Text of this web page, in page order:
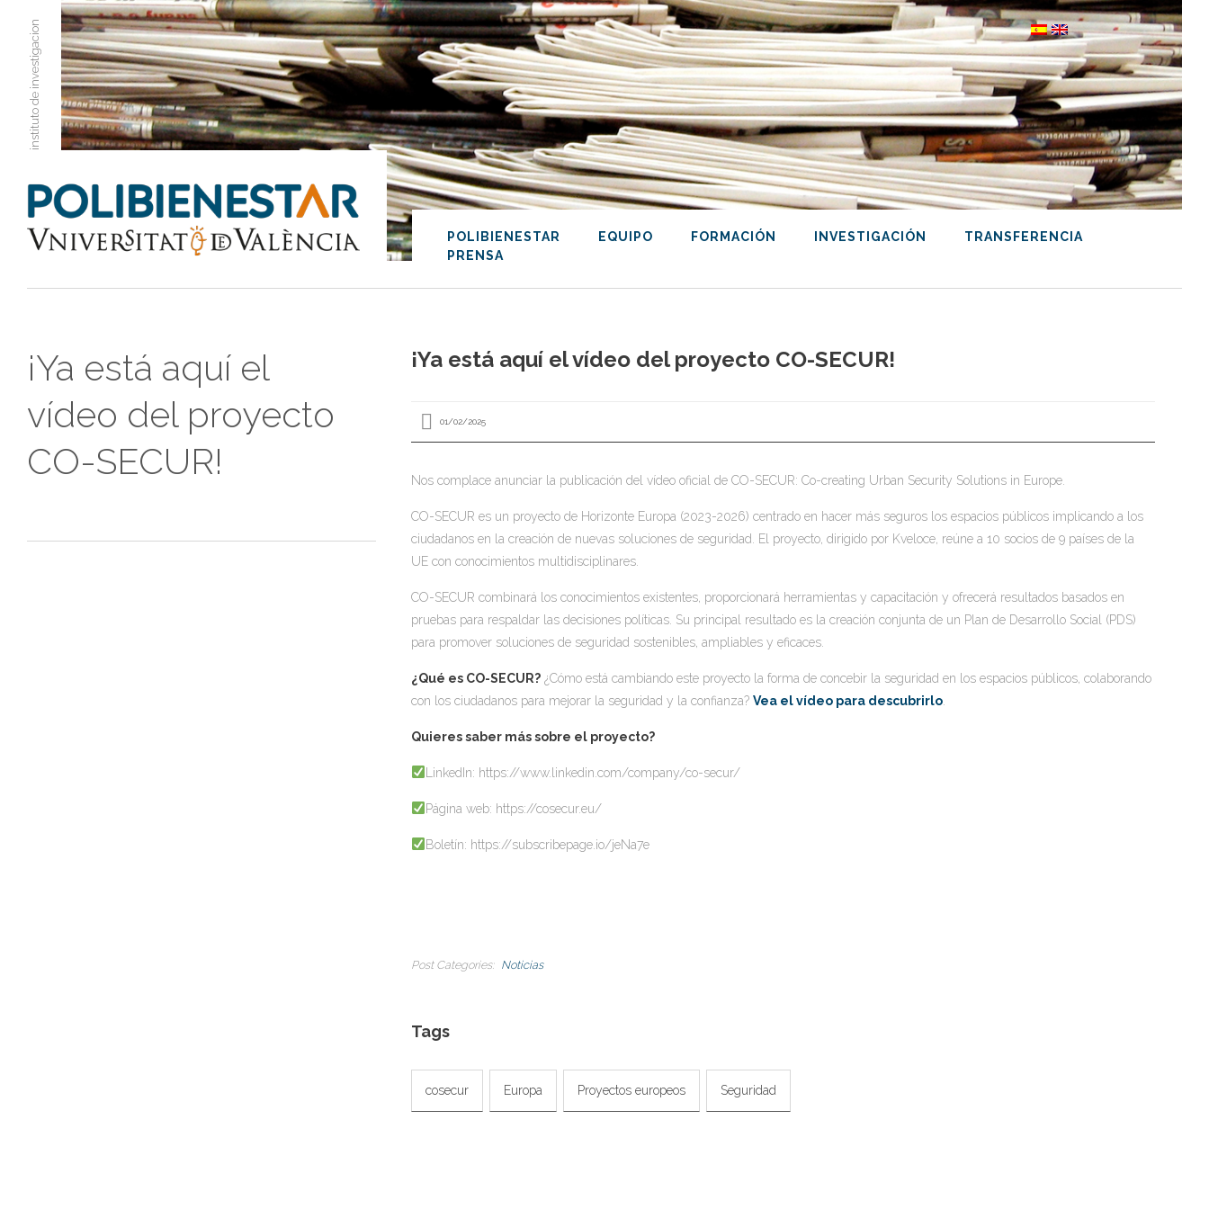
instituto de investigacion
POLIBIENESTAR EQUIPO FORMACIÓN INVESTIGACIÓN
TRANSFERENCIA
PRENSA
¡Ya está aquí el
vídeo del proyecto
CO-SECUR!
¡Ya está aquí el vídeo del proyecto CO-SECUR!
01/02/2025
Nos complace anunciar la publicación del vídeo oficial de CO-SECUR: Co-creating Urban Security Solutions in Europe.
CO-SECUR es un proyecto de Horizonte Europa (2023-2026) centrado en hacer más seguros los espacios públicos implicando a los
ciudadanos en la creación de nuevas soluciones de seguridad. El proyecto, dirigido por Kveloce, reúne a 10 socios de 9 países de la
UE con conocimientos multidisciplinares.
CO-SECUR combinará los conocimientos existentes, proporcionará herramientas y capacitación y ofrecerá resultados basados en
pruebas para respaldar las decisiones políticas. Su principal resultado es la creación conjunta de un Plan de Desarrollo Social (PDS)
para promover soluciones de seguridad sostenibles, ampliables y eficaces.
¿Qué es CO-SECUR? ¿Cómo está cambiando este proyecto la forma de concebir la seguridad en los espacios públicos, colaborando
con los ciudadanos para mejorar la seguridad y la confianza?Vea el vídeo para descubrirlo
Quieres saber más sobre el proyecto?
LinkedIn: https://www.linkedin.com/company/co-secur/
Página web: https://cosecur.eu/
Boletín: https://subscribepage.io/jeNa7e
Post Categories Noticias
Tags
cosecur Europa Proyectos europeos Seguridad